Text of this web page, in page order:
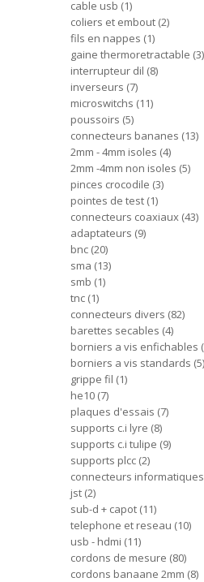
cable usb 1
coliers et embout 2
fils en nappes 1
gaine thermoretractable 3
interrupteur dil 8
inverseurs 7
microswitchs 11
poussoirs 5
connecteurs bananes 13
2mm - 4mm isoles 4
2mm -4mm non isoles 5
pinces crocodile 3
pointes de test 1
connecteurs coaxiaux 43
adaptateurs 9
bnc 20
sma 13
smb 1
tnc 1
connecteurs divers 82
barettes secables 4
borniers a vis enfichables
borniers a vis standards 5
grippe fil 1
he10 7
plaques d'essais 7
supports c.i lyre 8
supports c.i tulipe 9
supports plcc 2
connecteurs informatiques
jst 2
sub-d + capot 11
telephone et reseau 10
usb - hdmi 11
cordons de mesure 80
cordons banaane 2mm 8